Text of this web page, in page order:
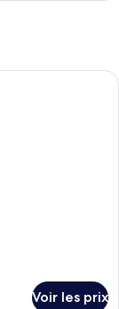
avec deux
Voir les prix